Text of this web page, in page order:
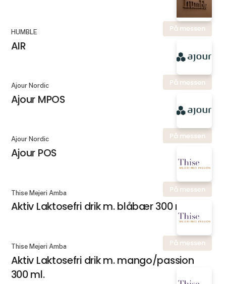
På messen
HUMBLE
AIR
På messen
Ajour Nordic
Ajour MPOS
På messen
Ajour Nordic
Ajour POS
På messen
Thise Mejeri Amba
Aktiv Laktosefri drik m. blåbær 300 ml.
På messen
Thise Mejeri Amba
Aktiv Laktosefri drik m. mango/passion
300 ml.